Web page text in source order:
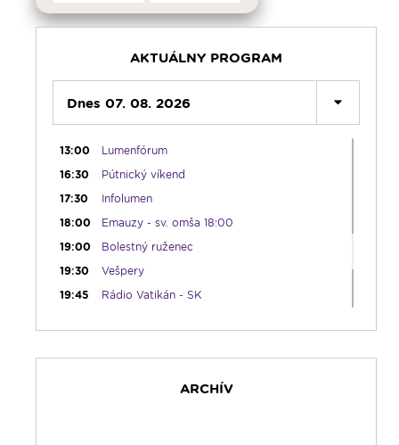
AKTUÁLNY PROGRAM
Dnes 07. 08. 2026
08:30
Emauzy - sv. omša 08:30
09:15
Lumenáda
Rozhovor týždňa - repríza
12:00
Modlitba Anjel Pána + zamyslenie
12:10
Hudobný aperitív
12:30
Biblia za rok
13:00
Lumenfórum
16:30
Pútnický víkend
17:30
Infolumen
18:00
Emauzy - sv. omša 18:00
19:00
Bolestný ruženec
19:30
Vešpery
19:45
Rádio Vatikán - SK
Spoznávame BibliuARCHÍV